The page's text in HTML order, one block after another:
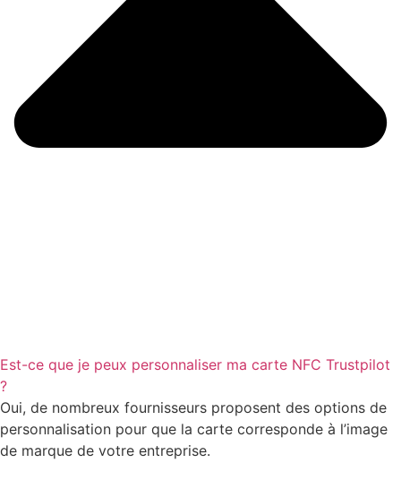
Est-ce que je peux personnaliser ma carte NFC Trustpilot
?
Oui, de nombreux fournisseurs proposent des options de
personnalisation pour que la carte corresponde à l’image
de marque de votre entreprise.